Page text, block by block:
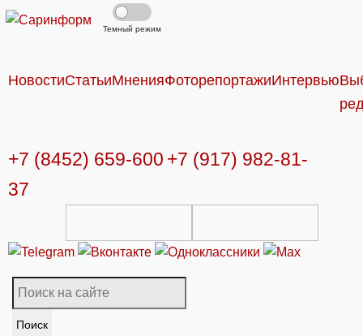
Темный режим
НовостиСтатьиМненияФоторепортажиИнтервью
+7 (8452) 659-600 +7 (917) 982-81-
37
Поиск